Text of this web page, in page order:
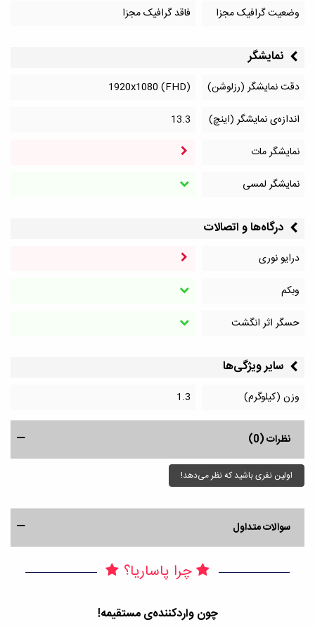
وضعیت گرافیک مجزا فاقد گرافیک مجزا
نمایشگر
دقت نمایشگر (رزلوشن)
1920x1080 (FHD)
اندازه‌ی نمایشگر (اینچ)
13.3
نمایشگر مات
نمایشگر لمسی
درگاه‌ها و اتصالات
درایو نوری
وبکم
حسگر اثر انگشت
سایر ویژگی‌ها
وزن (کیلوگرم) 1.3
نظرات (0)
اولین نفری باشید که نظر می‌دهد!
سوالات متداول
چرا پاساریا؟
چون واردکننده‌ی مستقیمه!